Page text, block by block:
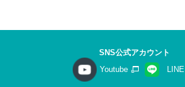
SNS公式アカウント
Youtube
LINE